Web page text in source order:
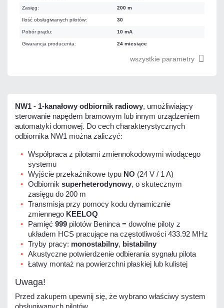
Zasięg: 200 m
Ilość obsługiwanych pilotów: 30
Pobór prądu: 10 mA
Gwarancja producenta: 24 miesiące
wszystkie parametry
NW1 - 1-kanałowy odbiornik radiowy, umożliwiający
sterowanie napędem bramowym lub innym urządzeniem
automatyki domowej. Do cech charakterystycznych
odbiornika NW1 można zaliczyć:
Współpraca z pilotami zmiennokodowymi wiodącego
systemu
Wyjście przekaźnikowe typu NO (24 V / 1 A)
Odbiornik superheterodynowy, o skutecznym
zasięgu do 200 m
Transmisja przy pomocy kodu dynamicznie
zmiennego KEELOQ
Pamięć 999 pilotów Beninca = dowolne piloty z
układem HCS pracujące na częstotliwości 433.92 MHz
Tryby pracy: monostabilny, bistabilny
Akustyczne potwierdzenie odbierania sygnału pilota
Łatwy montaż na powierzchni płaskiej lub kulistej
Uwaga!
Przed zakupem upewnij się, że wybrano właściwy system
obsługiwanych pilotów